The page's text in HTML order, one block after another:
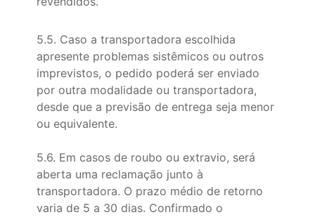
5.5. Caso a transportadora escolhida
apresente problemas sistêmicos ou outros
imprevistos, o pedido poderá ser enviado
por outra modalidade ou transportadora,
desde que a previsão de entrega seja menor
ou equivalente.
5.6. Em casos de roubo ou extravio, será
aberta uma reclamação junto à
transportadora. O prazo médio de retorno
varia de 5 a 30 dias. Confirmado o